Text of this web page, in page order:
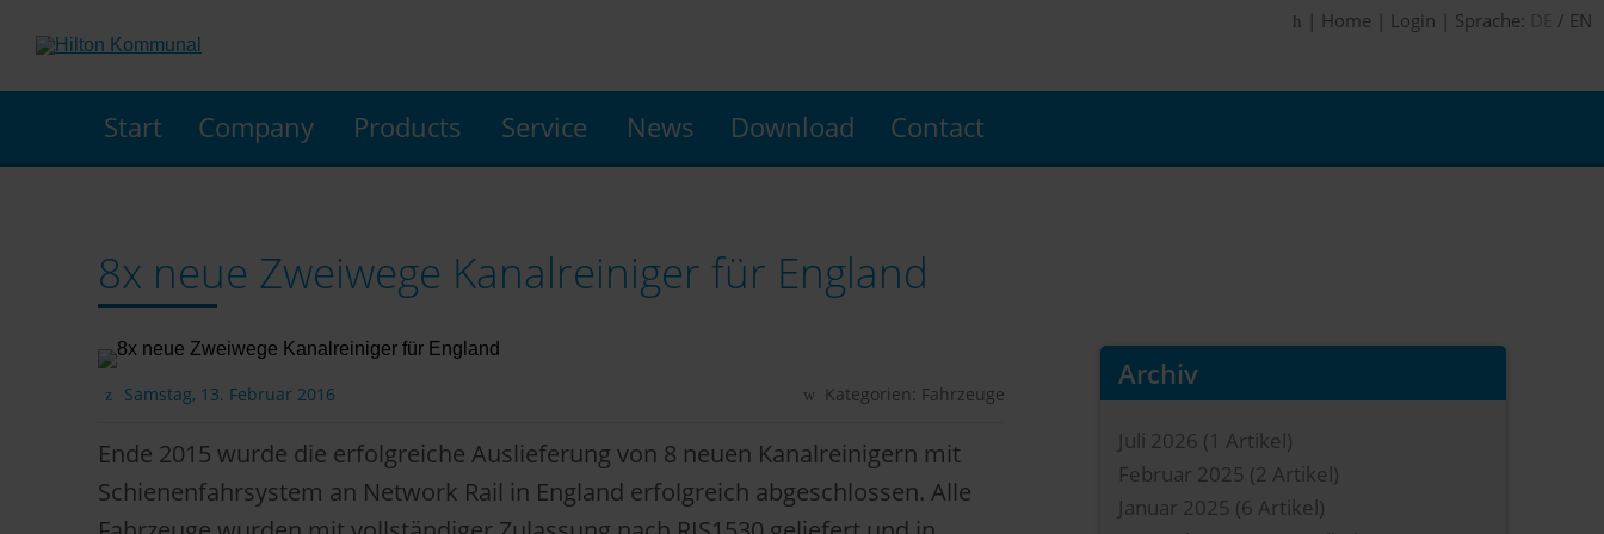
| Home | Login | Sprache: / EN
Start Company Products Service News Download Contact
8x neue Zweiwege Kanalreiniger für England
Samstag, 13. Februar 2016 Kategorien: Fahrzeuge
Ende 2015 wurde die erfolgreiche Auslieferung von 8 neuen Kanalreinigern mit
Schienenfahrsystem an Network Rail in England erfolgreich abgeschlossen. Alle
Archiv
Juli 2026 (1 Artikel)
Februar 2025 (2 Artikel)
Januar 2025 (6 Artikel)